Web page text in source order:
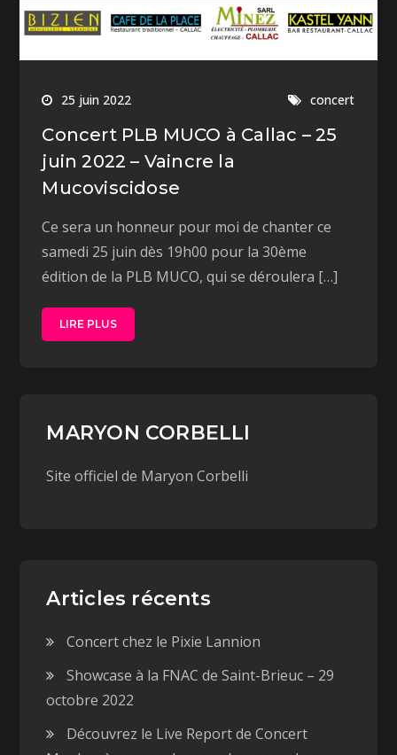
25 juin 2022 concert
Concert PLB MUCO à Callac – 25
juin 2022 – Vaincre la
Mucoviscidose
Ce sera un honneur pour moi de chanter ce
samedi 25 juin dès 19h00 pour la 30ème
édition de la PLB MUCO, qui se déroulera […]
LIRE PLUS
MARYON CORBELLI
Site officiel de Maryon Corbelli
Articles récents
Concert chez le Pixie Lannion
Showcase à la FNAC de Saint-Brieuc – 29
octobre 2022
Découvrez le Live Report de Concert